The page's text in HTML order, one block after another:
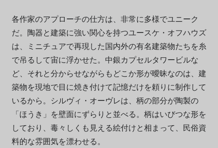
各作家のアプローチの仕方は、非常に多様でユニーク
だ。陶器と建築に強い関心を持つユースケ・オフハウズ
は、ミニチュアで再現した国内外の有名建築物たちを糸
で吊るして宙に浮かせた。中銀カプセルタワービルな
ど、それと分からせながらもどこか形が曖昧なのは、建
築物を現地で目に焼き付けて記憶だけを頼りに制作して
いるから。シルヴィ・オーヴレは、柄の部分が陶製の
「ほうき」を壁面にずらりと並べる。柄はいびつな形を
しており、毒々しくも見える絵付けと相まって、民俗資
料的な雰囲気を漂わせる。